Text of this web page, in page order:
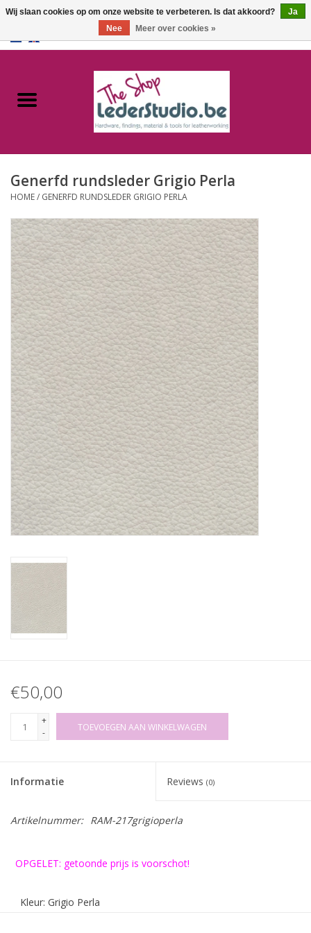
Catalogus
FAQ
Generfd rundsleder Grigio Perla
HOME/ GENERFD RUNDSLEDER GRIGIO PERLA
€50,00
+
-
TOEVOEGEN AAN WINKELWAGEN
Informatie Reviews (0)
Artikelnummer: RAM-217grigioperla
OPGELET: getoonde prijs is voorschot!
Kleur: Grigio Perla
Wij slaan cookies op om onze website te verbeteren. Is dat akkoord?
Ja
Nee
Meer over cookies »